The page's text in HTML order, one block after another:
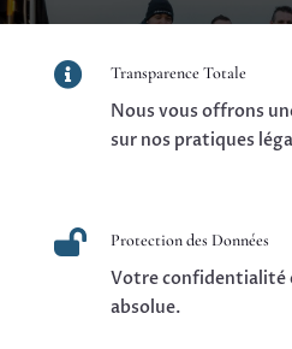
 Transparence Totale
Nous vous offrons
sur nos pratiques
 Protection des Données
Votre confidentialité
absolue.